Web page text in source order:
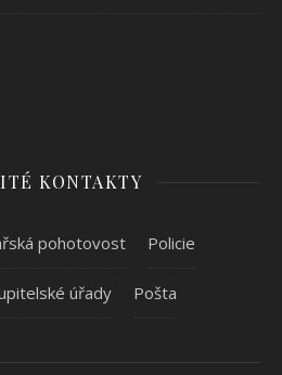
KONTAKTY
pohotovost Policie
úřady Pošta